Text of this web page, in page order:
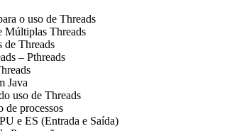
uso de Threads
Threads
Threads
– Pthreads
de Threads
processos
ES (Entrada e Saída)